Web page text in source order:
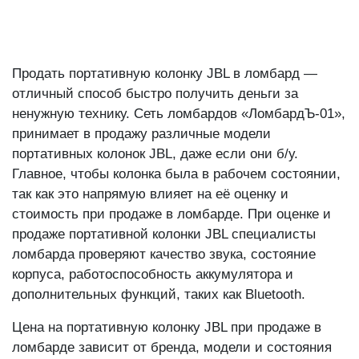
Продать портативную колонку JBL в ломбард —
отличный способ быстро получить деньги за
ненужную технику. Сеть ломбардов «ЛомбардЪ-01»,
принимает в продажу различные модели
портативных колонок JBL, даже если они б/у.
Главное, чтобы колонка была в рабочем состоянии,
так как это напрямую влияет на её оценку и
стоимость при продаже в ломбарде. При оценке и
продаже портативной колонки JBL специалисты
ломбарда проверяют качество звука, состояние
корпуса, работоспособность аккумулятора и
дополнительных функций, таких как Bluetooth.
Цена на портативную колонку JBL при продаже в
ломбарде зависит от бренда, модели и состояния